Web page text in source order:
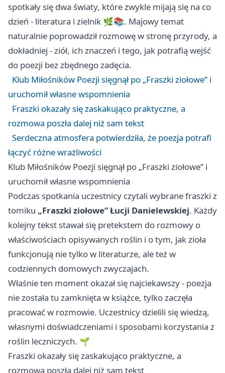
spotkały się dwa światy, które zwykle mijają się na co
dzień - literatura i zielnik 🌿📚. Majowy temat
naturalnie poprowadził rozmowę w stronę przyrody, a
dokładniej - ziół, ich znaczeń i tego, jak potrafią wejść
do poezji bez zbędnego zadęcia.
Klub Miłośników Poezji sięgnął po „Fraszki ziołowe” i
uruchomił własne wspomnienia
Fraszki okazały się zaskakująco praktyczne, a
rozmowa poszła dalej niż sam tekst
Serdeczna atmosfera potwierdziła, że poezja potrafi
łączyć różne wrażliwości
Klub Miłośników Poezji sięgnął po „Fraszki ziołowe” i
uruchomił własne wspomnienia
Podczas spotkania uczestnicy czytali wybrane fraszki z
tomiku „Fraszki ziołowe” Łucji Danielewskiej. Każdy
kolejny tekst stawał się pretekstem do rozmowy o
właściwościach opisywanych roślin i o tym, jak zioła
funkcjonują nie tylko w literaturze, ale też w
codziennych domowych zwyczajach.
Właśnie ten moment okazał się najciekawszy - poezja
nie została tu zamknięta w książce, tylko zaczęła
pracować w rozmowie. Uczestnicy dzielili się wiedzą,
własnymi doświadczeniami i sposobami korzystania z
roślin leczniczych. 🌱
Fraszki okazały się zaskakująco praktyczne, a
rozmowa poszła dalej niż sam tekst